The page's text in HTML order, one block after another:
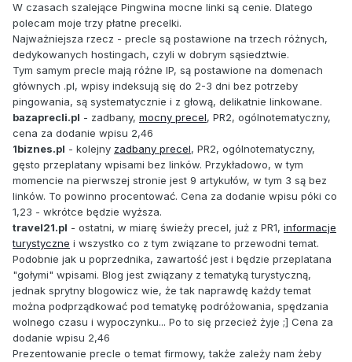
W czasach szalejące Pingwina mocne linki są cenie. Dlatego
polecam moje trzy płatne precelki.
Najważniejsza rzecz - precle są postawione na trzech różnych,
dedykowanych hostingach, czyli w dobrym sąsiedztwie.
Tym samym precle mają różne IP, są postawione na domenach
głównych .pl, wpisy indeksują się do 2-3 dni bez potrzeby
pingowania, są systematycznie i z głową, delikatnie linkowane.
bazaprecli.pl - zadbany, mocny precel, PR2, ogólnotematyczny,
cena za dodanie wpisu 2,46
1biznes.pl - kolejny zadbany precel, PR2, ogólnotematyczny,
gęsto przeplatany wpisami bez linków. Przykładowo, w tym
momencie na pierwszej stronie jest 9 artykułów, w tym 3 są bez
linków. To powinno procentować. Cena za dodanie wpisu póki co
1,23 - wkrótce będzie wyższa.
travel21.pl - ostatni, w miarę świeży precel, już z PR1, informacje
turystyczne i wszystko co z tym związane to przewodni temat.
Podobnie jak u poprzednika, zawartość jest i będzie przeplatana
"gołymi" wpisami. Blog jest związany z tematyką turystyczną,
jednak sprytny blogowicz wie, że tak naprawdę każdy temat
można podprządkować pod tematykę podróżowania, spędzania
wolnego czasu i wypoczynku... Po to się przecież żyje ;] Cena za
dodanie wpisu 2,46
Prezentowanie precle o temat firmowy, także zależy nam żeby